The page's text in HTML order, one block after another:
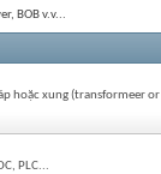
BOB v.v...
hoặc xung (transformeer
PLC...